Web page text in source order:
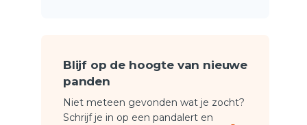
Blijf op de hoogte van nieuwe
panden
Niet meteen gevonden wat je zocht?
Schrijf je in op een pandalert en